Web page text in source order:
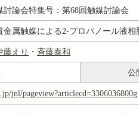
討論会特集号：第68回触媒討論会
金属触媒による2-プロパノール液相
藤えり ・ 斉藤泰和
公
jnl/pageview?articlecd=3306036800g